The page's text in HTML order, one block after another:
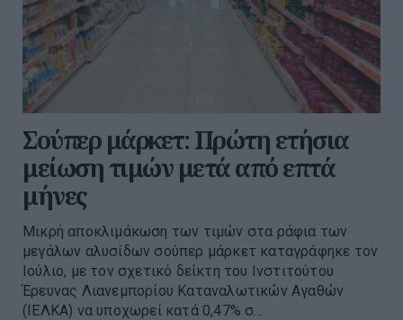
Σούπερ μάρκετ: Πρώτη ετήσια
μείωση τιμών μετά από επτά
μήνες
Μικρή αποκλιμάκωση των τιμών στα ράφια των
μεγάλων αλυσίδων σούπερ μάρκετ καταγράφηκε τον
Ιούλιο, με τον σχετικό δείκτη του Ινστιτούτου
Έρευνας Λιανεμπορίου Καταναλωτικών Αγαθών
(ΙΕΛΚΑ) να υποχωρεί κατά 0,47% σ...